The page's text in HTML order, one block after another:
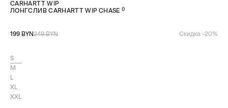
CARHARTT WIP
ЛОНГСЛИВ CARHARTT WIP CHASE()
199 BYN249 BYN Скидка -20%
S
M
XL
XXL